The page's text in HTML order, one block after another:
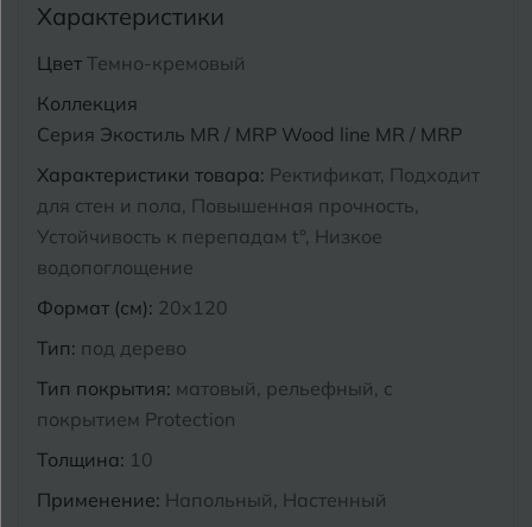
Характеристики
Цвет Темно-кремовый
Коллекция
Серия Экостиль MR / MRP Wood line MR / MRP
Характеристики товара: Ректификат, Подходит
для стен и пола, Повышенная прочность,
Устойчивость к перепадам t°, Низкое
водопоглощение
Формат (см): 20x120
Тип: под дерево
Тип покрытия: матовый, рельефный, с
покрытием Protection
Толщина: 10
Применение: Напольный, Настенный
Кострома
Котлас
Краснодар
Курганинск
Майкоп
Муром
Химки
Ч Чебоксары